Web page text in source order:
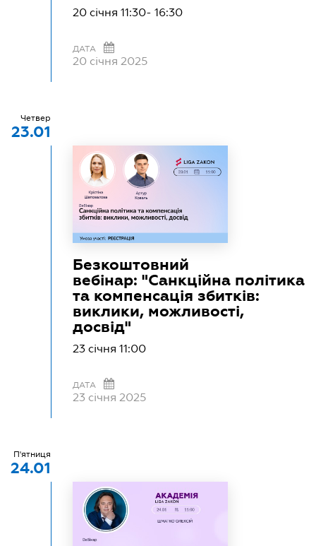
20 січня 11:30- 16:30
ДАТА
20 січня 2025
Четвер
23.01
Безкоштовний
вебінар: "Санкційна політика
та компенсація збитків:
виклики, можливості,
досвід"
23 січня 11:00
ДАТА
23 січня 2025
П'ятниця
24.01